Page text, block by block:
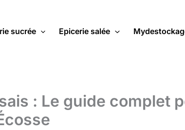
sucrée Epicerie salée
: Le guide complet